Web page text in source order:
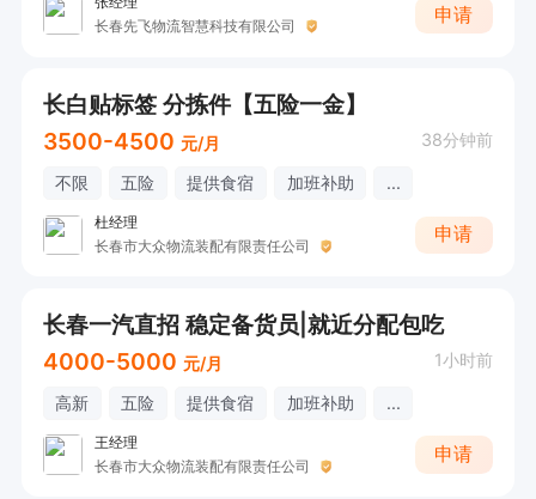
长春先飞物流智慧科技有限公司
申请
长白贴标签 分拣件【五险一金】
3500-4500 元/月 38分钟前
不限 五险 提供食宿 加班补助 ...
杜经理
长春市大众物流装配有限责任公司
申请
长春一汽直招 稳定备货员|就近分配包吃
4000-5000 元/月 1小时前
高新 五险 提供食宿 加班补助 ...
王经理
长春市大众物流装配有限责任公司
申请